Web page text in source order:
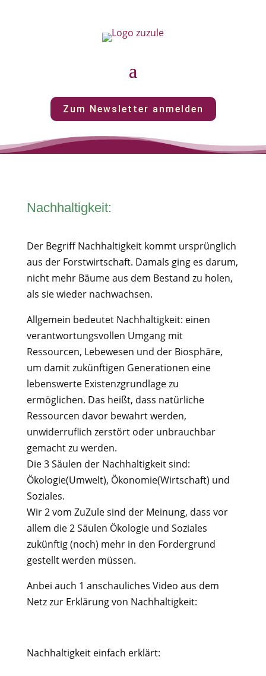
Zum Newsletter anmelden
Nachhaltigkeit:
Der Begriff Nachhaltigkeit kommt ursprünglich
aus der Forstwirtschaft. Damals ging es darum,
nicht mehr Bäume aus dem Bestand zu holen,
als sie wieder nachwachsen.
Allgemein bedeutet Nachhaltigkeit: einen
verantwortungsvollen Umgang mit
Ressourcen, Lebewesen und der Biosphäre,
um damit zukünftigen Generationen eine
lebenswerte Existenzgrundlage zu
ermöglichen. Das heißt, dass natürliche
Ressourcen davor bewahrt werden,
unwiderruflich zerstört oder unbrauchbar
gemacht zu werden.
Die 3 Säulen der Nachhaltigkeit sind:
Ökologie(Umwelt), Ökonomie(Wirtschaft) und
Soziales.
Wir 2 vom ZuZule sind der Meinung, dass vor
allem die 2 Säulen Ökologie und Soziales
zukünftig (noch) mehr in den Fordergrund
gestellt werden müssen.
Anbei auch 1 anschauliches Video aus dem
Netz zur Erklärung von Nachhaltigkeit:
Nachhaltigkeit einfach erklärt: